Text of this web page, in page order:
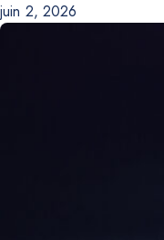
juin 2, 2026